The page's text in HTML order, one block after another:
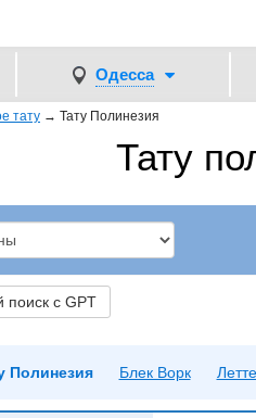
Одесса
тату → Тату Полинезия
Тату
поиск с GPT
Полинезия Блек Ворк